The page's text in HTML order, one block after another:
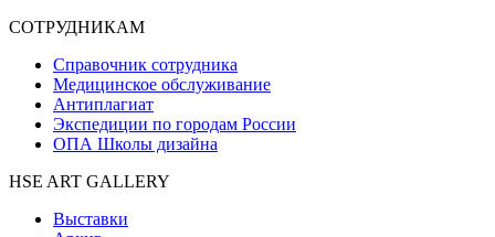
СОТРУДНИКАМ
Справочник сотрудника
Медицинское обслуживание
Антиплагиат
Экспедиции по городам России
ОПА Школы дизайна
HSE ART GALLERY
Выставки